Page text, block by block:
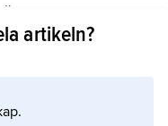
unga
1889 som
artikeln?